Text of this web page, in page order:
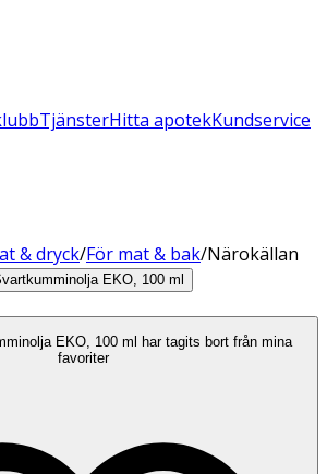
TjänsterHitta apotekKundservice
& dryck/För mat & bak/Närokällan
EKO, 100 ml har tagits bort från mina
favoriter